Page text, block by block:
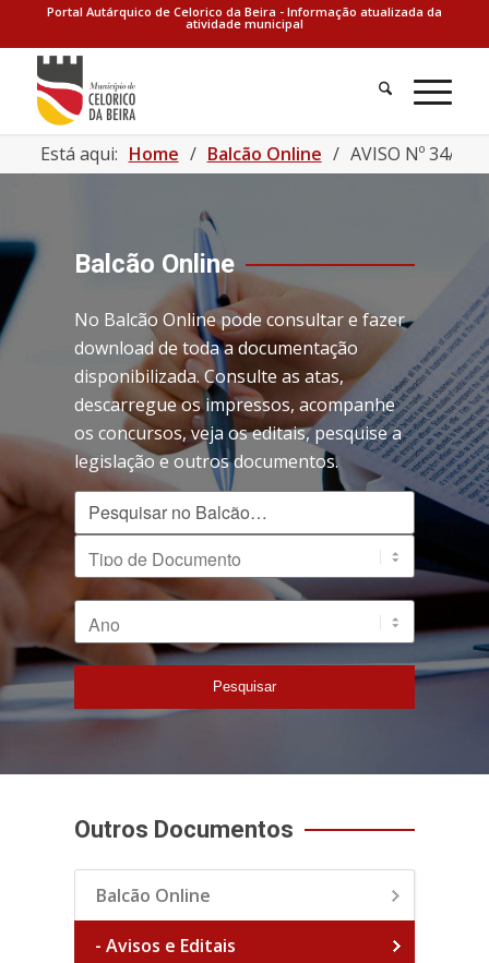
Portal Autárquico de Celorico da Beira - Informação atualizada da
atividade municipal
Está aqui: Home / Balcão Online / AVISO Nº 34/
Balcão Online
No Balcão Online pode consultar e fazer
download de toda a documentação
disponibilizada. Consulte as atas,
descarregue os impressos, acompanhe
os concursos, veja os editais, pesquise a
legislação e outros documentos.
Pesquisar no Balcão
Ano
Pesquisar
Outros Documentos
Balcão Online
- Avisos e Editais